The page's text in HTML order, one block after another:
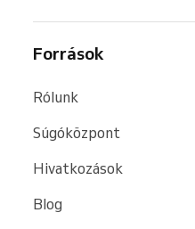
Források
Rólunk
Súgóközpont
Hivatkozások
Blog